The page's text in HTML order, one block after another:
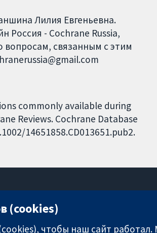
Лилия Евгеньевна.
Россия - Cochrane Russia,
вопросам, связанным с этим
commonly available during
Reviews. Cochrane Database
14651858.CD013651.pub2.
(cookies)
чтобы наш сайт работал.